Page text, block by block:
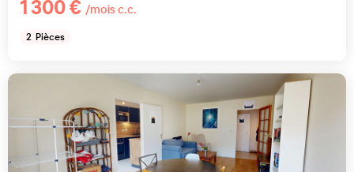
1 300 € /mois c.c.
2 Pièces